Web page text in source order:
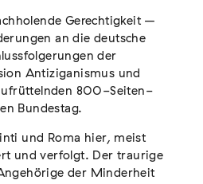
Roma
2026 Darmstadt
Gerechtigkeit –
an die deutsche
der
Antiziganismus und
800-Seiten-
Bundestag.
und Roma hier, meist
und verfolgt. Der traurige
der Minderheit